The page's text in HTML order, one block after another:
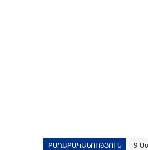
ՔԱՂԱՔԱԿԱՆՈՒԹՅՈՒՆ 9